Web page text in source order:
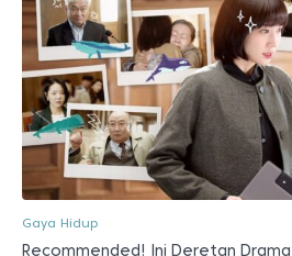
Gaya Hidup
Recommended! Ini Deretan